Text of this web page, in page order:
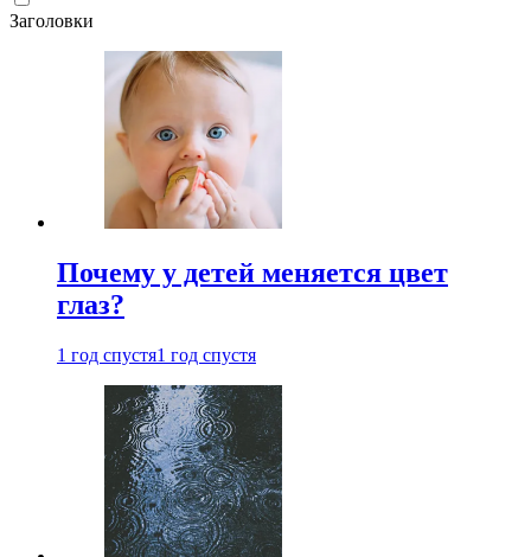
Заголовки
Почему у детей меняется цвет
глаз?
1 год спустя1 год спустя